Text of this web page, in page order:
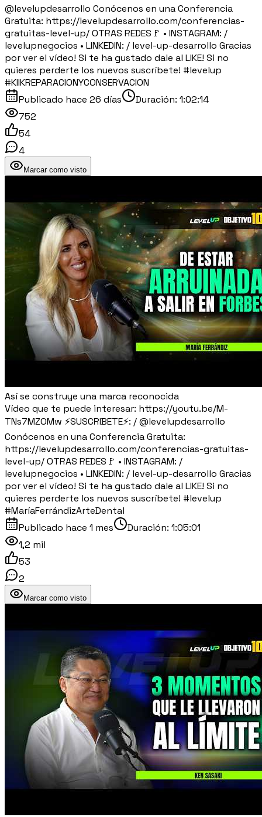
@levelupdesarrollo Conócenos en una Conferencia
Gratuita: https://levelupdesarrollo.com/conferencias-
gratuitas-level-up/ OTRAS REDES🚩 • INSTAGRAM: /
levelupnegocios • LINKEDIN: / level-up-desarrollo Gracias
por ver el vídeo! Si te ha gustado dale al LIKE! Si no
quieres perderte los nuevos suscríbete! #levelup
#KIIKREPARACIONYCONSERVACION
Publicado hace 26 días Duración: 1:02:14
752
54
4
Marcar como visto
Así se construye una marca reconocida
Vídeo que te puede interesar: https://youtu.be/M-
TNs7MZOMw ⚡SUSCRIBETE⚡: / @levelupdesarrollo
Conócenos en una Conferencia Gratuita:
https://levelupdesarrollo.com/conferencias-gratuitas-
level-up/ OTRAS REDES🚩 • INSTAGRAM: /
levelupnegocios • LINKEDIN: / level-up-desarrollo Gracias
por ver el vídeo! Si te ha gustado dale al LIKE! Si no
quieres perderte los nuevos suscríbete! #levelup
#MaríaFerrándizArteDental
Publicado hace 1 mes Duración: 1:05:01
1,2 mil
53
2
Marcar como visto